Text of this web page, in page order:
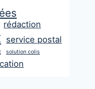
rédaction
service postal
solution colis